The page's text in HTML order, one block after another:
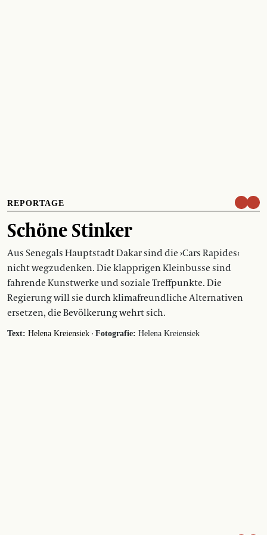
REPORTAGE
Schöne Stinker
Aus Senegals Hauptstadt Dakar sind die ›Cars Rapides‹
nicht wegzudenken. Die klapprigen Kleinbusse sind
fahrende Kunstwerke und soziale Treffpunkte. Die
Regierung will sie durch klimafreundliche Alternativen
ersetzen, die Bevölkerung wehrt sich.
Text: Helena Kreiensiek · Fotografie: Helena Kreiensiek